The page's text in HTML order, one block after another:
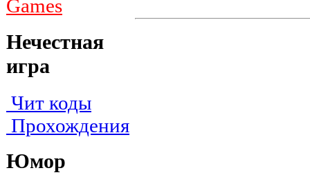
Games
Нечестная
игра
Чит коды
Прохождения
Юмор